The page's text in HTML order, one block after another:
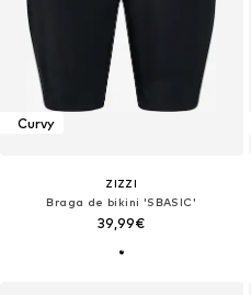
Curvy
ZIZZI
Braga de bikini 'SBASIC'
39,99€